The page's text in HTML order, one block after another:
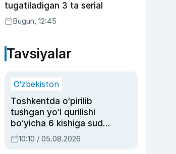
tugatiladigan 3 ta serial
Bugun, 12:45
Tavsiyalar
O‘zbekiston
Toshkentda o‘pirilib
tushgan yo‘l qurilishi
bo‘yicha 6 kishiga sud
hukmi o‘qildi
10:10 / 05.08.2026